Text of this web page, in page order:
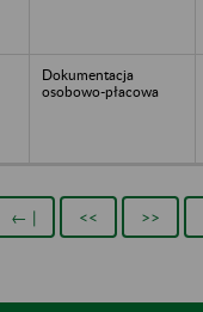
Dokumentacja
osobowo-płacowa
← | << >>